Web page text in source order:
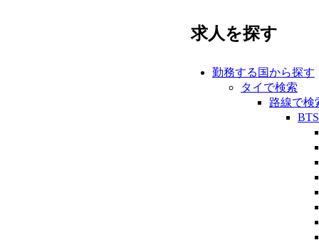
求人を探す
勤務する国から探す
タイで検索
路線で検